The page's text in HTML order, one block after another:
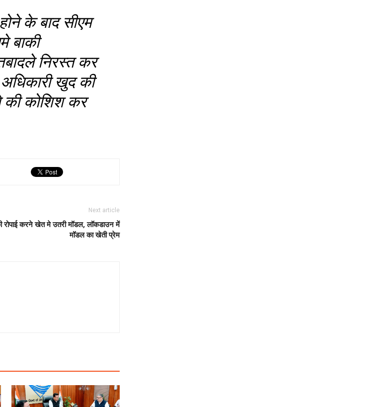
के बाद सीएम
बाकी
निरस्त कर
खुद की
की कोशिश कर
Next article
रोपाई करने खेत मे उतरी मॉडल, लॉकडाउन में
मॉडल का खेती प्रेम